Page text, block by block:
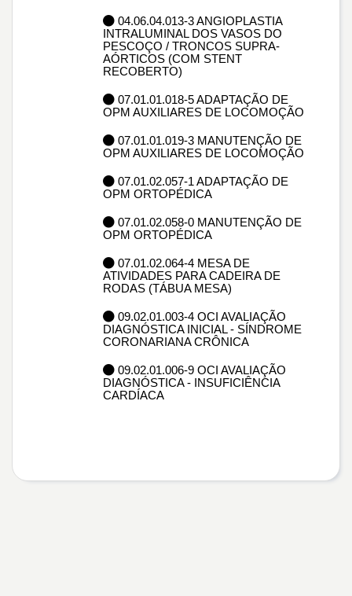
04.06.04.013-3 ANGIOPLASTIA
INTRALUMINAL DOS VASOS DO
PESCOÇO / TRONCOS SUPRA-
AÓRTICOS (COM STENT
RECOBERTO)
07.01.01.018-5 ADAPTAÇÃO DE
OPM AUXILIARES DE LOCOMOÇÃO
07.01.01.019-3 MANUTENÇÃO DE
OPM AUXILIARES DE LOCOMOÇÃO
07.01.02.057-1 ADAPTAÇÃO DE
OPM ORTOPÉDICA
07.01.02.058-0 MANUTENÇÃO DE
OPM ORTOPÉDICA
07.01.02.064-4 MESA DE
ATIVIDADES PARA CADEIRA DE
RODAS (TÁBUA MESA)
09.02.01.003-4 OCI AVALIAÇÃO
DIAGNÓSTICA INICIAL - SÍNDROME
CORONARIANA CRÔNICA
09.02.01.006-9 OCI AVALIAÇÃO
DIAGNÓSTICA - INSUFICIÊNCIA
CARDÍACA